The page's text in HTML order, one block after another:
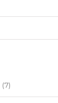
(7)